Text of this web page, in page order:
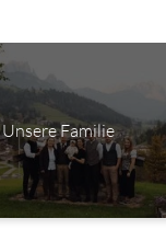
Unsere Familie